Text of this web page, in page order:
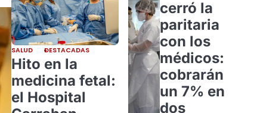
SALUD DESTACADAS
Hito en la
medicina fetal:
el Hospital
cerró la
paritaria
con los
médicos:
cobrarán
un 7% en
dos